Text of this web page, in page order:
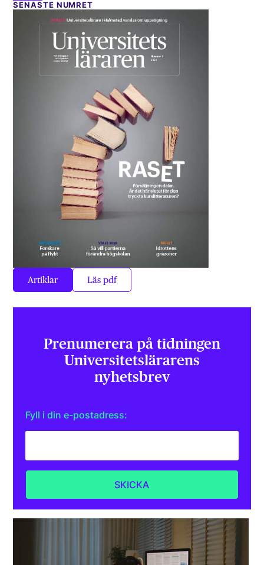
SENASTE NUMRET
Artiklar Läs pdf
Prenumerera på tidningen
Universitets­lärarens
nyhetsbrev
Fyll i din e-postadress: